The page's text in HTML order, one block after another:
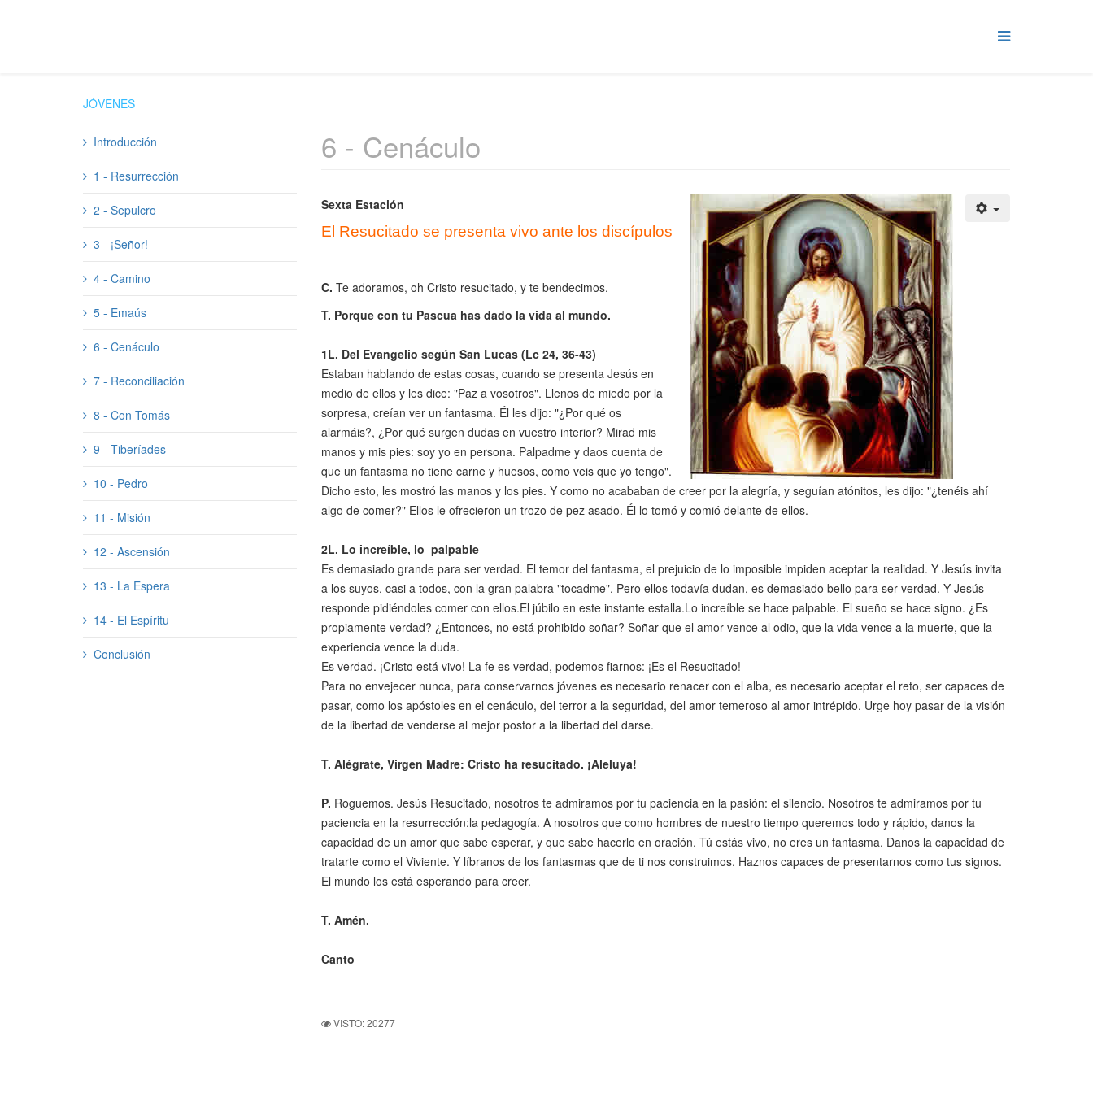
JÓVENES
Introducción
1 - Resurrección
2 - Sepulcro
3 - ¡Señor!
4 - Camino
5 - Emaús
6 - Cenáculo
7 - Reconciliación
8 - Con Tomás
9 - Tiberíades
10 - Pedro
11 - Misión
12 - Ascensión
13 - La Espera
14 - El Espíritu
Conclusión
6 - Cenáculo
Sexta Estación
El Resucitado se presenta vivo ante los discípulos
C. Te adoramos, oh Cristo resucitado, y te bendecimos.
T. Porque con tu Pascua has dado la vida al mundo.
1L. Del Evangelio según San Lucas (Lc 24, 36-43)
Estaban hablando de estas cosas, cuando se presenta Jesús en
medio de ellos y les dice: "Paz a vosotros". Llenos de miedo por la
sorpresa, creían ver un fantasma. Él les dijo: "¿Por qué os
alarmáis?, ¿Por qué surgen dudas en vuestro interior? Mirad mis
manos y mis pies: soy yo en persona. Palpadme y daos cuenta de
que un fantasma no tiene carne y huesos, como veis que yo tengo".
Dicho esto, les mostró las manos y los pies. Y como no acababan de creer por la alegría, y seguían atónitos, les dijo: "¿tenéis ahí
algo de comer?" Ellos le ofrecieron un trozo de pez asado. Él lo tomó y comió delante de ellos.
2L. Lo increíble, lo palpable
Es demasiado grande para ser verdad. El temor del fantasma, el prejuicio de lo imposible impiden aceptar la realidad. Y Jesús invita
a los suyos, casi a todos, con la gran palabra "tocadme". Pero ellos todavía dudan, es demasiado bello para ser verdad. Y Jesús
responde pidiéndoles comer con ellos.El júbilo en este instante estalla.Lo increíble se hace palpable. El sueño se hace signo. ¿Es
propiamente verdad? ¿Entonces, no está prohibido soñar? Soñar que el amor vence al odio, que la vida vence a la muerte, que la
experiencia vence la duda.
Es verdad. ¡Cristo está vivo! La fe es verdad, podemos fiarnos: ¡Es el Resucitado!
Para no envejecer nunca, para conservarnos jóvenes es necesario renacer con el alba, es necesario aceptar el reto, ser capaces de
pasar, como los apóstoles en el cenáculo, del terror a la seguridad, del amor temeroso al amor intrépido. Urge hoy pasar de la visión
de la libertad de venderse al mejor postor a la libertad del darse.
T. Alégrate, Virgen Madre: Cristo ha resucitado. ¡Aleluya!
P. Roguemos. Jesús Resucitado, nosotros te admiramos por tu paciencia en la pasión: el silencio. Nosotros te admiramos por tu
paciencia en la resurrección:la pedagogía. A nosotros que como hombres de nuestro tiempo queremos todo y rápido, danos la
capacidad de un amor que sabe esperar, y que sabe hacerlo en oración. Tú estás vivo, no eres un fantasma. Danos la capacidad de
tratarte como el Viviente. Y líbranos de los fantasmas que de ti nos construimos. Haznos capaces de presentarnos como tus signos.
El mundo los está esperando para creer.
T. Amén.
Canto
VISTO: 20277